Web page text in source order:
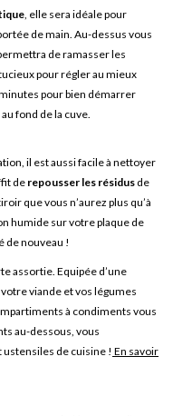
, elle sera idéale pour
de main. Au-dessus vous
de ramasser les
pour régler au mieux
pour bien démarrer
fond de la cuve.
il est aussi facile à nettoyer
de repousser les résidus de
que vous n’aurez plus qu’à
humide sur votre plaque de
de nouveau !
assortie. Equipée d’une
viande et vos légumes
à condiments vous
au-dessous, vous
de cuisine ! En savoir